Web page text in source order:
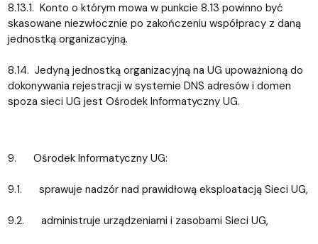
8.13.1. Konto o którym mowa w punkcie 8.13 powinno być
skasowane niezwłocznie po zakończeniu współpracy z daną
jednostką organizacyjną.
8.14. Jedyną jednostką organizacyjną na UG upoważnioną do
dokonywania rejestracji w systemie DNS adresów i domen
spoza sieci UG jest Ośrodek Informatyczny UG.
9. Ośrodek Informatyczny UG:
9.1. sprawuje nadzór nad prawidłową eksploatacją Sieci UG,
9.2. administruje urządzeniami i zasobami Sieci UG,